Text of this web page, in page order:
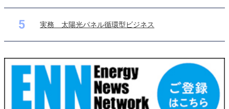
5 実務 太陽光パネル循環型ビジネス